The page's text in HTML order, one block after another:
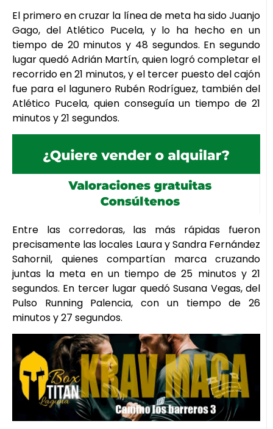
El primero en cruzar la línea de meta ha sido Juanjo
Gago, del Atlético Pucela, y lo ha hecho en un
tiempo de 20 minutos y 48 segundos. En segundo
lugar quedó Adrián Martín, quien logró completar el
recorrido en 21 minutos, y el tercer puesto del cajón
fue para el lagunero Rubén Rodríguez, también del
Atlético Pucela, quien conseguía un tiempo de 21
minutos y 21 segundos.
Entre las corredoras, las más rápidas fueron
precisamente las locales Laura y Sandra Fernández
Sahornil, quienes compartían marca cruzando
juntas la meta en un tiempo de 25 minutos y 21
segundos. En tercer lugar quedó Susana Vegas, del
Pulso Running Palencia, con un tiempo de 26
minutos y 27 segundos.